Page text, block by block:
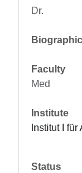
Dr.
Faculty
Med
Institute
Institut I
Status